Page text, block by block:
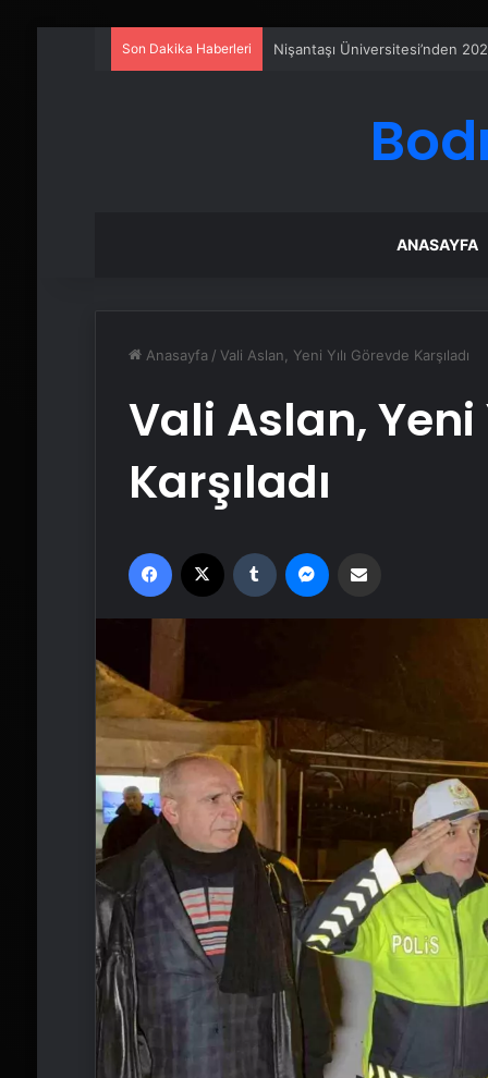
Son Dakika Haberleri Eşya Depolama Rehberi
ANASAYFA
Anasayfa / Vali Aslan, Yeni Yılı Görevde Karşıladı
Vali Aslan, Yeni
Karşıladı
Facebook Tumblr